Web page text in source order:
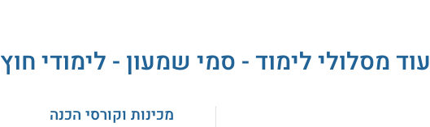
עוד מסלולי לימוד - סמי שמעון - לימודי חוץ
מכינות וקורסי הכנה